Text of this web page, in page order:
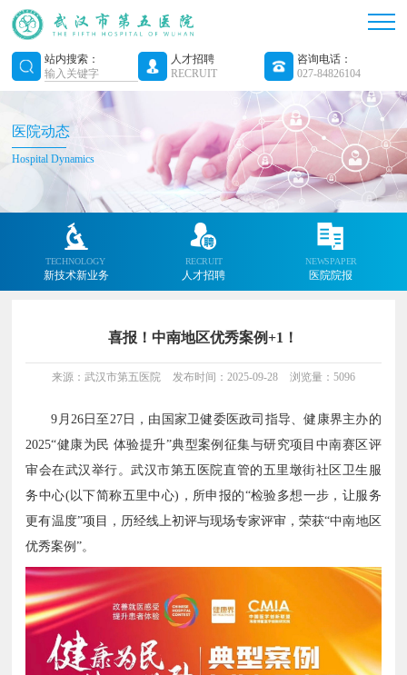
站内搜索：
人才招聘
RECRUIT
咨询电话：
027-84826104
医院动态
Hospital Dynamics
TECHNOLOGY
新技术新业务
RECRUIT
人才招聘
NEWSPAPER
医院院报
喜报！中南地区优秀案例+1！
来源：武汉市第五医院 发布时间：2025-09-28 浏览量：5096
9月26日至27日，由国家卫健委医政司指导、健康界主办的
2025“健康为民 体验提升”典型案例征集与研究项目中南赛区评
审会在武汉举行。武汉市第五医院直管的五里墩街社区卫生服
务中心(以下简称五里中心)，所申报的“检验多想一步，让服务
更有温度”项目，历经线上初评与现场专家评审，荣获“中南地区
优秀案例”。